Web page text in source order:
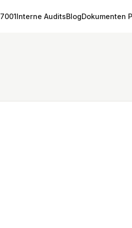
Interne AuditsBlogDokumenten